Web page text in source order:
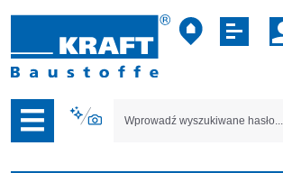
do nawigacji na platformie B2B